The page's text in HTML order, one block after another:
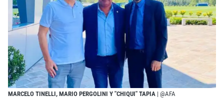
MARCELO TINELLI, MARIO PERGOLINI Y "CHIQUI" TAPIA | @AFA